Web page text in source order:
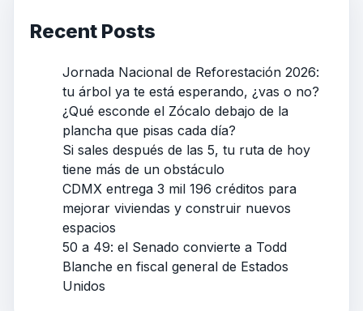
Recent Posts
Jornada Nacional de Reforestación 2026:
tu árbol ya te está esperando, ¿vas o no?
¿Qué esconde el Zócalo debajo de la
plancha que pisas cada día?
Si sales después de las 5, tu ruta de hoy
tiene más de un obstáculo
CDMX entrega 3 mil 196 créditos para
mejorar viviendas y construir nuevos
espacios
50 a 49: el Senado convierte a Todd
Blanche en fiscal general de Estados
Unidos